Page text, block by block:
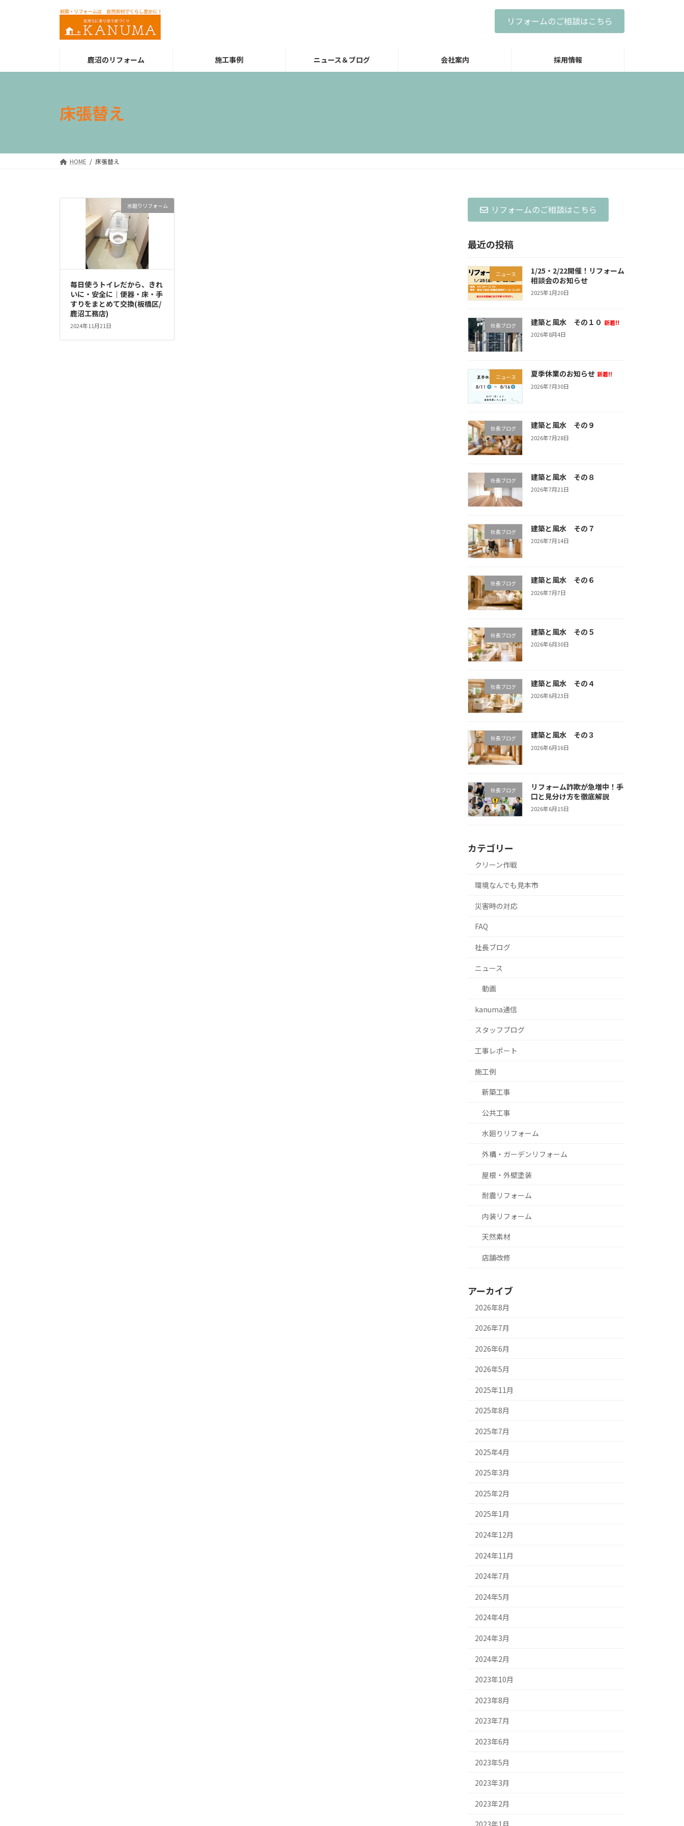
リフォームのご相談はこちら
鹿沼のリフォーム 施工事例 ニュース＆ブログ 会社案内 採用情報
床張替え
HOME 床張替え
水廻りリフォーム
毎日使うトイレだから、きれ
いに・安全に｜便器・床・手
すりをまとめて交換(板橋区/
鹿沼工務店)
2024年11月21日
リフォームのご相談はこちら
最近の投稿
ニュース
1/25・2/22開催！リフォーム
相談会のお知らせ
2025年1月20日
社長ブログ 建築と風水 その１０ 新着!!
2026年8月4日
ニュース 夏季休業のお知らせ 新着!!
2026年7月30日
社長ブログ 建築と風水 その９
2026年7月28日
社長ブログ 建築と風水 その８
2026年7月21日
社長ブログ 建築と風水 その７
2026年7月14日
社長ブログ 建築と風水 その６
2026年7月7日
社長ブログ 建築と風水 その５
2026年6月30日
社長ブログ 建築と風水 その４
2026年6月23日
社長ブログ 建築と風水 その３
2026年6月16日
社長ブログ
リフォーム詐欺が急増中！手
口と見分け方を徹底解説
2026年6月15日
カテゴリー
クリーン作戦
環境なんでも見本市
災害時の対応
FAQ
社長ブログ
ニュース
動画
kanuma通信
スタッフブログ
⼯事レポート
施工例
新築工事
公共工事
水廻りリフォーム
外構・ガーデンリフォーム
屋根・外壁塗装
耐震リフォーム
内装リフォーム
天然素材
店舗改修
アーカイブ
2026年8月
2026年7月
2026年6月
2026年5月
2025年11月
2025年8月
2025年7月
2025年4月
2025年3月
2025年2月
2025年1月
2024年12月
2024年11月
2024年7月
2024年5月
2024年4月
2024年3月
2024年2月
2023年10月
2023年8月
2023年7月
2023年6月
2023年5月
2023年3月
2023年2月